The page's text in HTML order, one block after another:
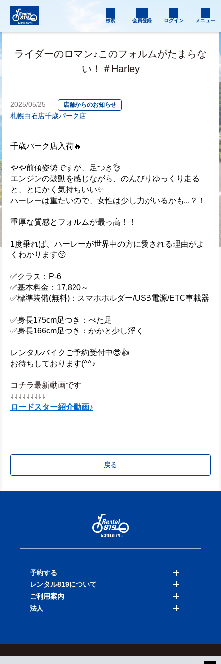
検索 会員登録 ログイン メニュー
ライダーのロマン♪このフォルムがたまらな
い！＃Harley
2025/05/25 店舗からのお知らせ
札幌白石店千歳パーク店
千歳パーク店入荷🔥
やや前傾姿勢ですが、足つき👌
エンジンの鼓動を感じながら、のんびりゆっくり走る
と、とにかく気持ちいい✨
ハーレーは重たいので、女性は少し力がいるかも...？！
重厚な質感とフォルムが最っ高！！
1度乗れば、ハーレーが世界中の方に愛される理由がよ
くわかります😗
✅クラス：P-6
✅基本料金：17,820～
✅標準装備(無料)：スマホホルダー/USB電源/ETC車載器
✅身長175cm足つき：べた足
✅身長166cm足つき：かかと少し浮く
レンタルバイクご予約受付中😎👍
お待ちしております(^^♪
コチラ最新動画です
↓↓↓↓↓↓↓↓↓
ロードスター紹介動画♪
戻る
予約する
バイクを探す
店舗を探す
レンタル819について
料金表
ご利用案内
法人